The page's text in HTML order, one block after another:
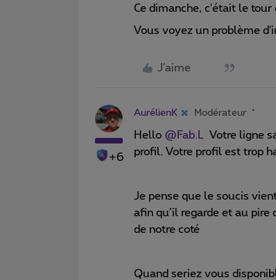
Ce dimanche, c'était le tour
Vous voyez un problème
J'aime
+6
AurélienK Modérateur
Hello ​ @Fab.L Votre ligne
profil. Votre profil est trop
Je pense que le soucis
afin qu’il regarde et au
de notre coté
Quand seriez vous